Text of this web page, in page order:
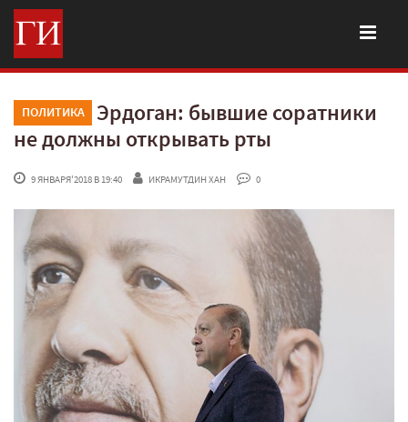
ПОЛИТИКА
Эрдоган: бывшие соратники
не должны открывать рты
9 ЯНВАРЯ'2018 В 19:40 ИКРАМУТДИН ХАН 0